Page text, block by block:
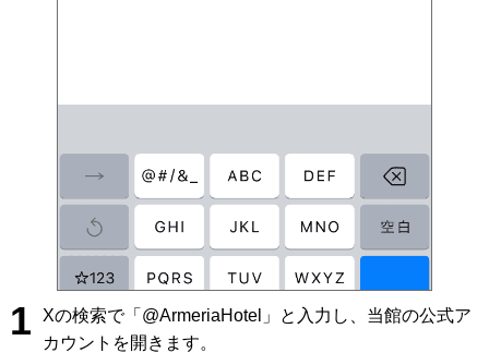
1
Xの検索で「@ArmeriaHotel」と入力し、当館の公式ア
カウントを開きます。